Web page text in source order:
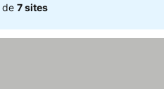
de 7 sites